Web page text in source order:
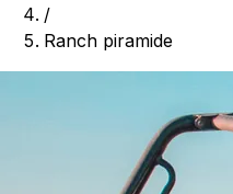
/
Ranch piramide